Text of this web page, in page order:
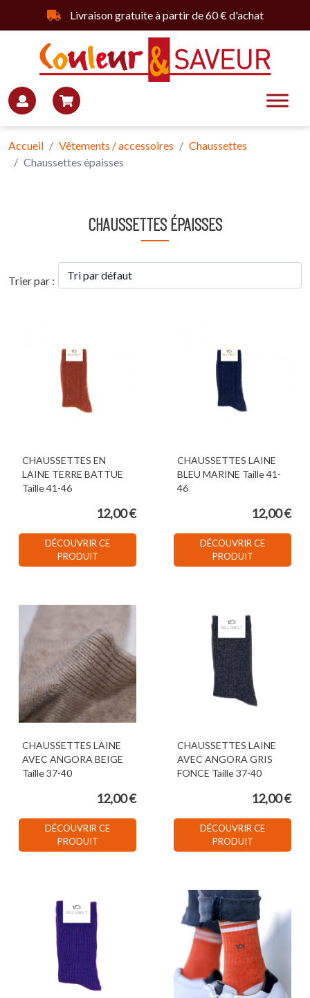
Livraison gratuite à partir de 60 € d'achat
Accueil Vêtements / accessoires
Chaussettes
Chaussettes épaisses
CHAUSSETTES ÉPAISSES
Trier par :
CHAUSSETTES EN
LAINE TERRE BATTUE
Taille 41-46
12,00 €
DÉCOUVRIR CE
PRODUIT
CHAUSSETTES LAINE
BLEU MARINE Taille 41-
46
12,00 €
DÉCOUVRIR CE
PRODUIT
CHAUSSETTES LAINE
AVEC ANGORA BEIGE
Taille 37-40
12,00 €
DÉCOUVRIR CE
PRODUIT
CHAUSSETTES LAINE
AVEC ANGORA GRIS
FONCE Taille 37-40
12,00 €
DÉCOUVRIR CE
PRODUIT